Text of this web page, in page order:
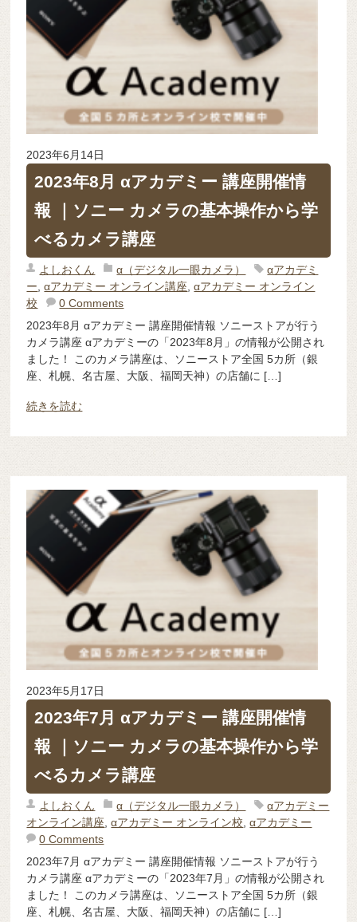
2023年6月14日
2023年8月 αアカデミー 講座開催情
報 ｜ソニー カメラの基本操作から学
べるカメラ講座
よしおくん α（デジタル一眼カメラ）
αアカデミ
ー ,αアカデミー オンライン講座 ,αアカデミー オンライン
校
0 Comments
2023年8月 αアカデミー 講座開催情報 ソニーストアが行う
カメラ講座 αアカデミーの「2023年8月」の情報が公開され
ました！ このカメラ講座は、ソニーストア全国 5カ所（銀
座、札幌、名古屋、大阪、福岡天神）の店舗に […]
続きを読む
2023年5月17日
2023年7月 αアカデミー 講座開催情
報 ｜ソニー カメラの基本操作から学
べるカメラ講座
よしおくん α（デジタル一眼カメラ）
αアカデミー
オンライン講座 ,αアカデミー オンライン校 ,αアカデミー
0 Comments
2023年7月 αアカデミー 講座開催情報 ソニーストアが行う
カメラ講座 αアカデミーの「2023年7月」の情報が公開され
ました！ このカメラ講座は、ソニーストア全国 5カ所（銀
座、札幌、名古屋、大阪、福岡天神）の店舗に […]